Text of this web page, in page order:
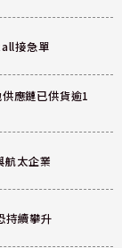
接急單
應鏈已供貨逾1
航太企業
持續攀升